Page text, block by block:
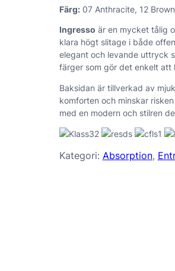
Färg:07 Anthracite, 12
Ingresso är en mycket tålig
klara högt slitage i både
elegant och levande uttryck
färger som gör det enkelt att
Baksidan är tillverkad av
komforten och minskar
med en modern och stilren
Kategori: Absorption,